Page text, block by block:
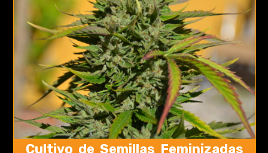
Cultivo de Semillas Feminizadas